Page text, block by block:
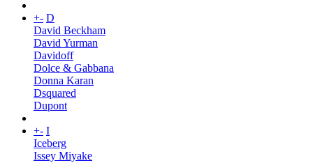
+- D
David Beckham
David Yurman
Davidoff
Dolce & Gabbana
Donna Karan
Dsquared
Dupont
+- I
Iceberg
Issey Miyake